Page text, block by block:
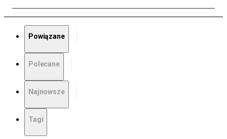
Powiązane
Polecane
Najnowsze
Tagi